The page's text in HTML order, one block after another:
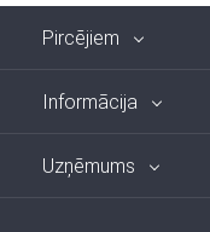
Pircējiem
Informācija
Uzņēmums